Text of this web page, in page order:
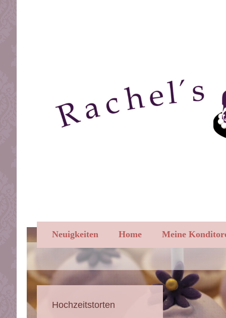
Neuigkeiten Home Meine
Hochzeitstorten